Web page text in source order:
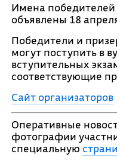
Имена победителей
объявлены 18
Победители и
могут поступить в
вступительных
соответствующие
Сайт организаторов
Оперативные
фотографии
специальную